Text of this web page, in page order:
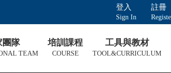
登入
Sign In
註冊
團隊
TEAM
培訓課程
COURSE
工具與教材
TOOL&CURRICULUM